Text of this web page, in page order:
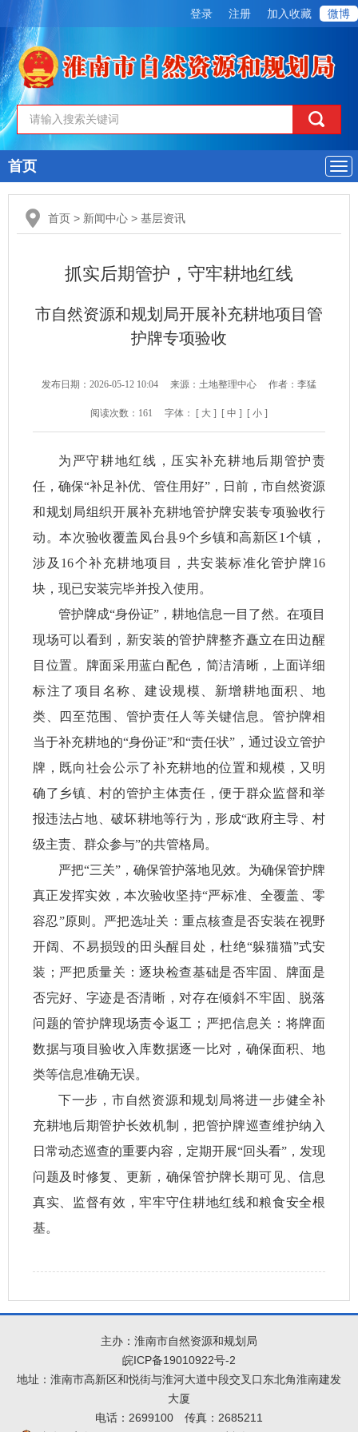
登录 注册 加入收藏 微博
导
航
首页
首页 > 新闻中心 > 基层资讯
抓实后期管护，守牢耕地红线
市自然资源和规划局开展补充耕地项目管
护牌专项验收
发布日期：2026-05-12 10:04 来源：土地整理中心 作者：李猛
阅读次数： 161 字体： [ 大 ] [ 中 ] [ 小 ]
为严守耕地红线，压实补充耕地后期管护责
任，确保“补足补优、管住用好”，日前，市自然资源
和规划局组织开展补充耕地管护牌安装专项验收行
动。本次验收覆盖凤台县9个乡镇和高新区1个镇，
涉及16个补充耕地项目，共安装标准化管护牌16
块，现已安装完毕并投入使用。
管护牌成“身份证”，耕地信息一目了然。在项目
现场可以看到，新安装的管护牌整齐矗立在田边醒
目位置。牌面采用蓝白配色，简洁清晰，上面详细
标注了项目名称、建设规模、新增耕地面积、地
类、四至范围、管护责任人等关键信息。管护牌相
当于补充耕地的“身份证”和“责任状”，通过设立管护
牌，既向社会公示了补充耕地的位置和规模，又明
确了乡镇、村的管护主体责任，便于群众监督和举
报违法占地、破坏耕地等行为，形成“政府主导、村
级主责、群众参与”的共管格局。
严把“三关”，确保管护落地见效。为确保管护牌
真正发挥实效，本次验收坚持“严标准、全覆盖、零
容忍”原则。严把选址关：重点核查是否安装在视野
开阔、不易损毁的田头醒目处，杜绝“躲猫猫”式安
装；严把质量关：逐块检查基础是否牢固、牌面是
否完好、字迹是否清晰，对存在倾斜不牢固、脱落
问题的管护牌现场责令返工；严把信息关：将牌面
数据与项目验收入库数据逐一比对，确保面积、地
类等信息准确无误。
下一步，市自然资源和规划局将进一步健全补
充耕地后期管护长效机制，把管护牌巡查维护纳入
日常动态巡查的重要内容，定期开展“回头看”，发现
问题及时修复、更新，确保管护牌长期可见、信息
真实、监督有效，牢牢守住耕地红线和粮食安全根
基。
主办：淮南市自然资源和规划局
皖ICP备19010922号-2
地址：淮南市高新区和悦街与淮河大道中段交叉口东北角淮南建发
大厦
电话：2699100
传真：2685211